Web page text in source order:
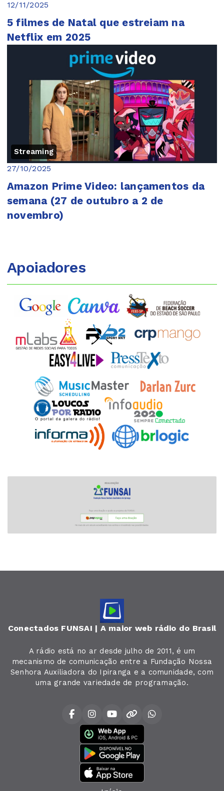
12/11/2025
5 filmes de Natal que estreiam na
Netflix em 2025
Streaming
27/10/2025
Amazon Prime Video: lançamentos da
semana (27 de outubro a 2 de
novembro)
Apoiadores
Conectados FUNSAI | A maior web rádio do Brasil
A rádio está no ar desde julho de 2011, é um
mecanismo de comunicação entre a Fundação Nossa
Senhora Auxiliadora do Ipiranga e a comunidade, com
uma grande variedade de programação.